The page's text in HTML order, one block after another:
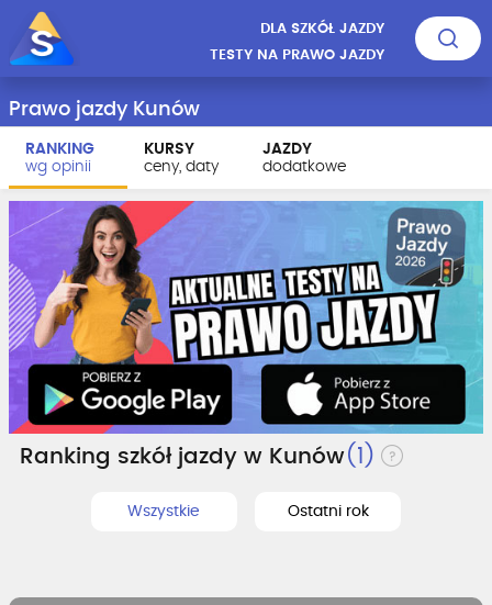
DLA SZKÓŁ JAZDY
TESTY NA PRAWO JAZDY
Prawo jazdy Kunów
RANKING
wg opinii
KURSY
ceny, daty
JAZDY
dodatkowe
Ranking szkół jazdy w Kunów(1)
Wszystkie Ostatni rok